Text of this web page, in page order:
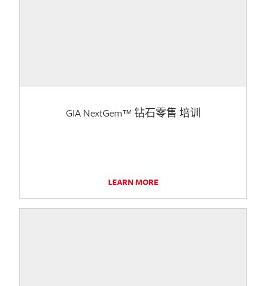
GIA NextGem™ 钻石零售 培训
LEARN MORE